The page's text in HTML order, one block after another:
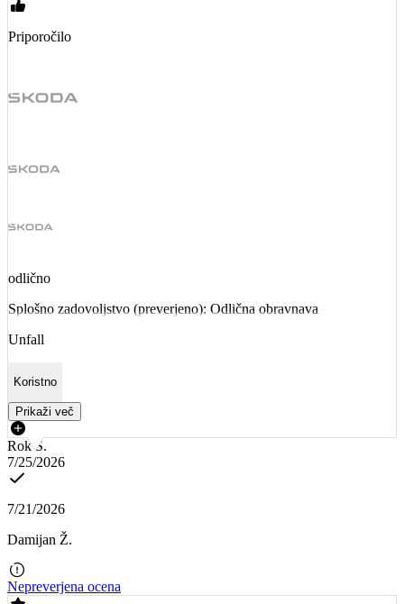
Priporočilo
odlično
Splošno zadovoljstvo (preverjeno): Odlična obravnava
Unfall
Koristno
Prikaži več
Rok S.
7/25/2026
7/21/2026
Damijan Ž.
Nepreverjena ocena